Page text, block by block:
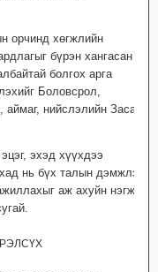
орчинд хөгжлийн
бүрэн хангасан
болгох арга
Боловсрол,
нийслэлийн Засаг
эхэд хүүхдээ
нь бүх талын дэмжлэг
аж ахуйн нэгж,